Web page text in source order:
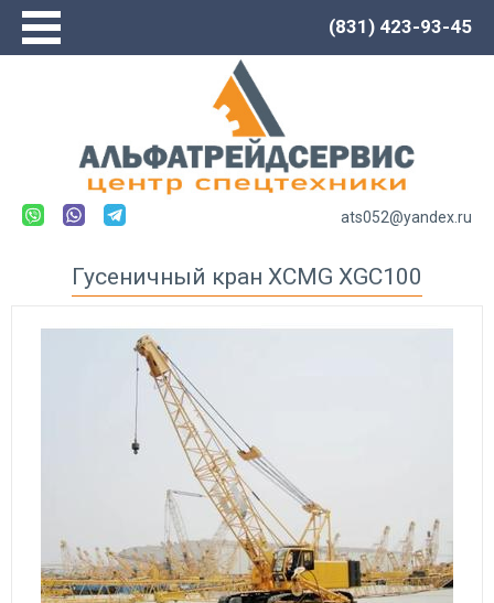
(831) 423-93-45
Сервис
Каталог
Новости
Спецтехника LOVOL
Автогрейдеры
Экскаваторы
Экскаваторы-погрузчики
Спецтехника XCMG
Буровые установки
Карьерные самосвалы
ats052@yandex.ru
Гусеничный кран XCMG XGC100